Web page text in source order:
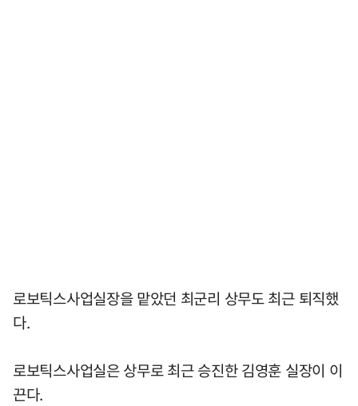
로보틱스사업실장을 맡았던 최군리 상무도 최근 퇴직했
다.
로보틱스사업실은 상무로 최근 승진한 김영훈 실장이 이
끈다.